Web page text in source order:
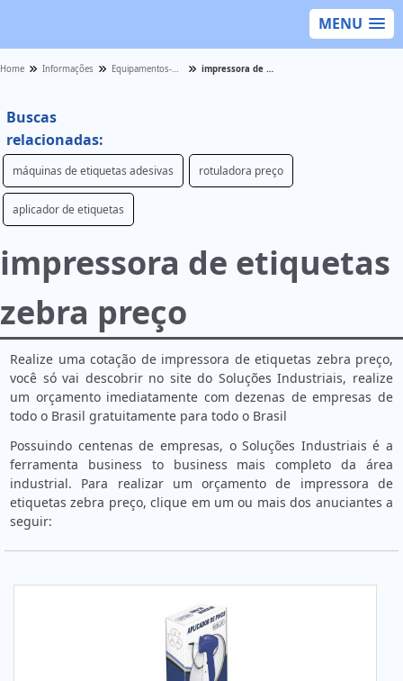
MENU
Home Informações Equipamentos-para-etiquetas - Categoria impressora de etiquetas zebra preço
Buscas
relacionadas:
máquinas de etiquetas adesivas rotuladora preço
aplicador de etiquetas
impressora de etiquetas
zebra preço
Realize uma cotação de impressora de etiquetas zebra preço,
você só vai descobrir no site do Soluções Industriais, realize
um orçamento imediatamente com dezenas de empresas de
todo o Brasil gratuitamente para todo o Brasil
Possuindo centenas de empresas, o Soluções Industriais é a
ferramenta business to business mais completo da área
industrial. Para realizar um orçamento de impressora de
etiquetas zebra preço, clique em um ou mais dos anuciantes a
seguir: